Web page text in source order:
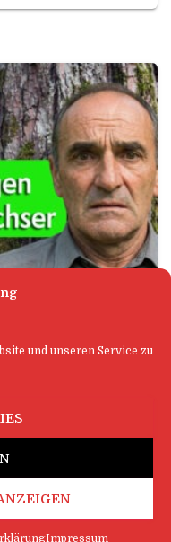
und unseren Service zu
Impressum
geschafft, dass
vor Gericht
regelmäßig
wird von Bäumen,